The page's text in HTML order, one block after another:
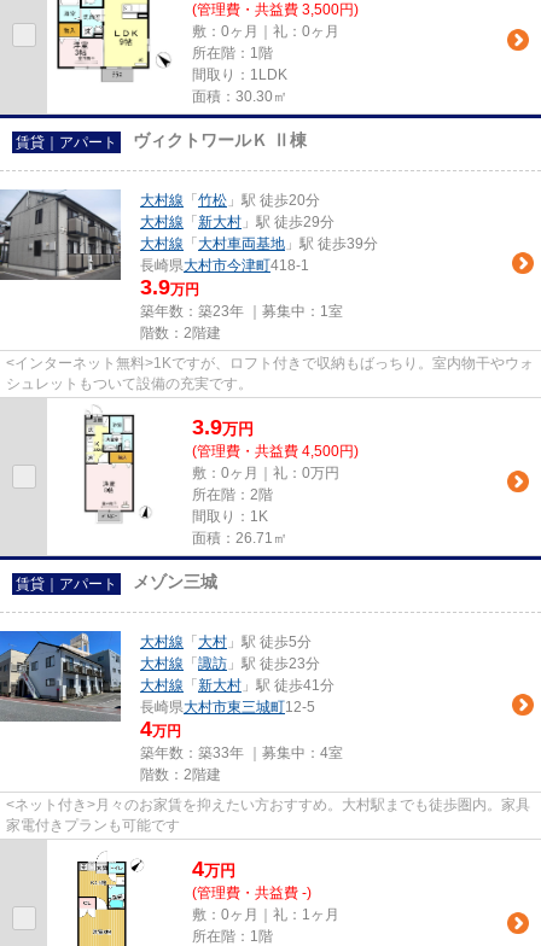
(管理費・共益費 3,500円)
敷：0ヶ月｜礼：0ヶ月
所在階：1階
間取り：1LDK
面積：30.30㎡
賃貸｜アパート ヴィクトワールＫ Ⅱ棟
大村線 「 竹松 」駅 徒歩20分
大村線 「 新大村 」駅 徒歩29分
大村線 「 大村車両基地 」駅 徒歩39分
長崎県大村市今津町418-1
3.9万円
築年数：築23年 ｜募集中： 1室
階数：2階建
<インターネット無料>1Kですが、ロフト付きで収納もばっちり。室内物干やウォ
シュレットもついて設備の充実です。
3.9万円
(管理費・共益費 4,500円)
敷：0ヶ月｜礼：0万円
所在階：2階
間取り：1K
面積：26.71㎡
賃貸｜アパート メゾン三城
大村線 「 大村 」駅 徒歩5分
大村線 「 諏訪 」駅 徒歩23分
大村線 「 新大村 」駅 徒歩41分
長崎県大村市東三城町12-5
4万円
築年数：築33年 ｜募集中： 4室
階数：2階建
<ネット付き>月々のお家賃を抑えたい方おすすめ。大村駅までも徒歩圏内。家具
家電付きプランも可能です
4万円
(管理費・共益費 -)
敷：0ヶ月｜礼：1ヶ月
所在階：1階